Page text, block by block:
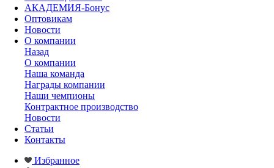
АКАДЕМИЯ-Бонус
Оптовикам
Новости
О компании
Назад
О компании
Наша команда
Награды компании
Наши чемпионы
Контрактное производство
Новости
Статьи
Контакты
Избранное